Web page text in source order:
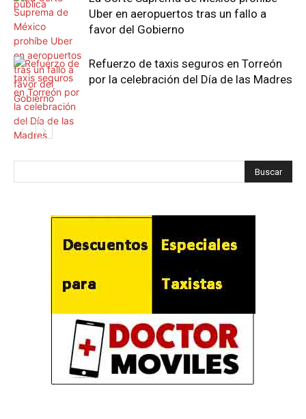
Uber en aeropuertos tras un fallo a
favor del Gobierno
Refuerzo de taxis seguros en Torreón
por la celebración del Día de las Madres